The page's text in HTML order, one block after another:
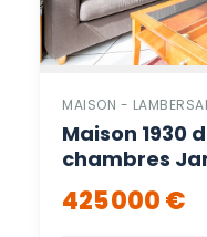
MAISON -
Maison 1930
chambres
Canon d’Or
425 000 €